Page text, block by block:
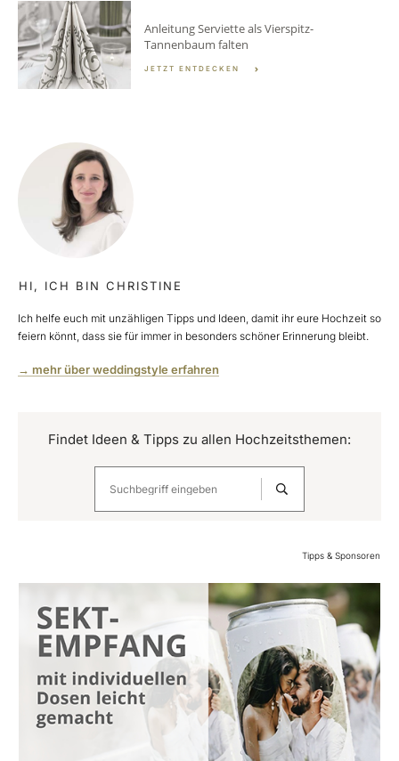
Anleitung Serviette als Vierspitz-
Tannenbaum falten
JETZT ENTDECKEN
HI, ICH BIN CHRISTINE
Ich helfe euch mit unzähligen Tipps und Ideen, damit ihr eure Hochzeit so
feiern könnt, dass sie für immer in besonders schöner Erinnerung bleibt.
→ mehr über weddingstyle erfahren
Findet Ideen & Tipps zu allen Hochzeitsthemen:
Tipps & Sponsoren